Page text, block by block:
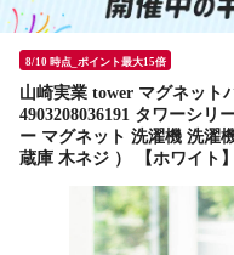
8/10 時点_ポイント最大15倍
山崎実業 tower マグネット
4903208036191 タワーシリ
ー マグネット 洗濯機 洗濯
蔵庫 木ネジ ） 【ホワイト】